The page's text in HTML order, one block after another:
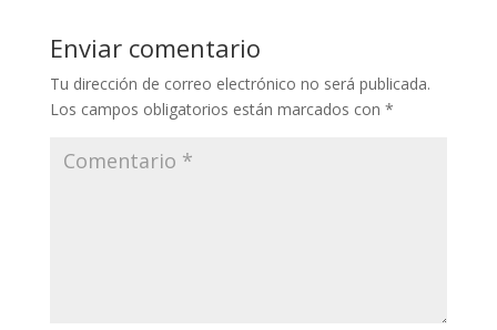
Enviar comentario
Tu dirección de correo electrónico no será publicada.
Los campos obligatorios están marcados con *